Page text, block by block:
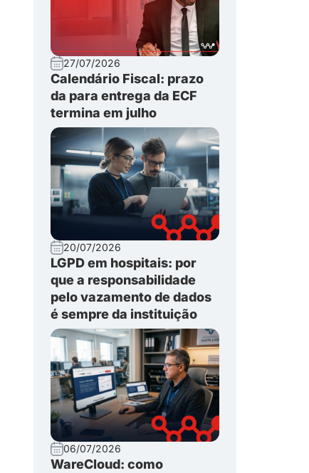
27/07/2026
Calendário Fiscal: prazo
da para entrega da ECF
termina em julho
20/07/2026
LGPD em hospitais: por
que a responsabilidade
pelo vazamento de dados
é sempre da instituição
06/07/2026
WareCloud: como